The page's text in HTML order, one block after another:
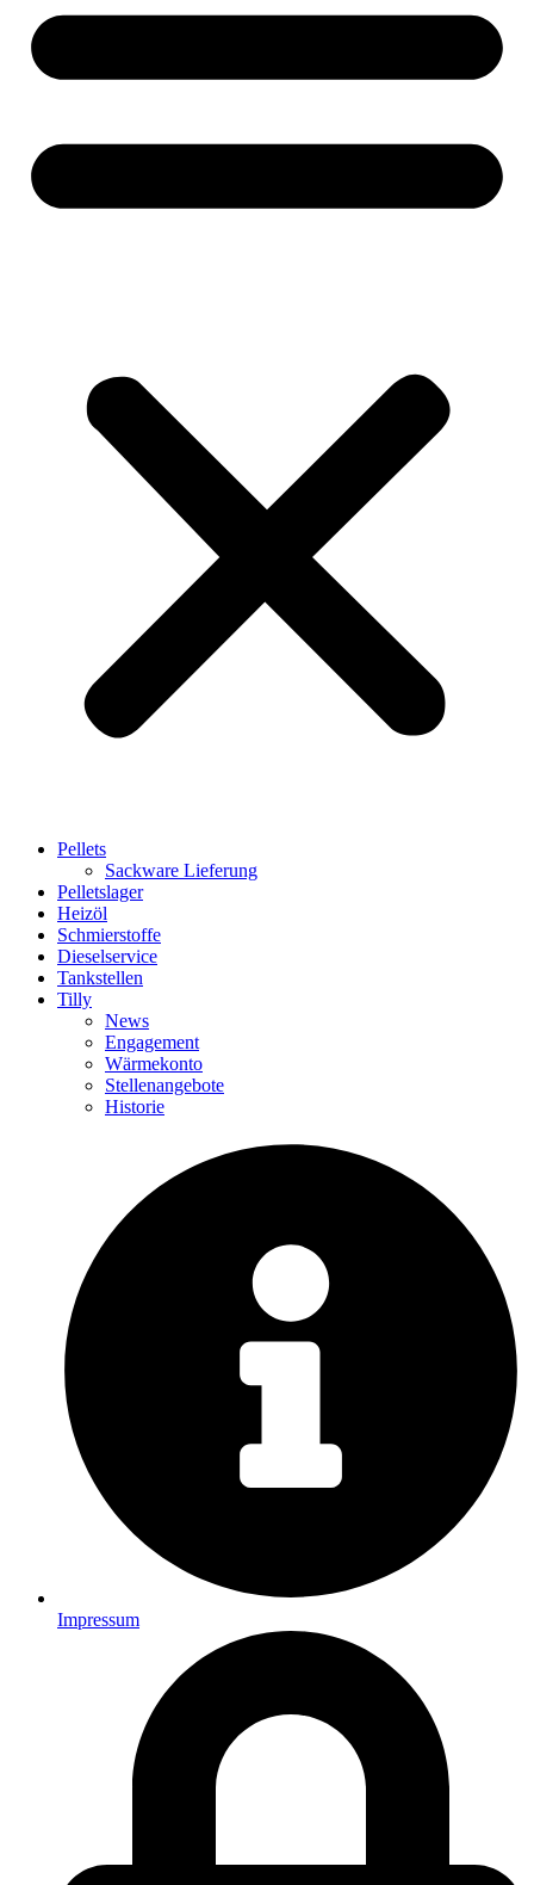
Pellets
Sackware Lieferung
Pelletslager
Heizöl
Schmierstoffe
Dieselservice
Tankstellen
Tilly
News
Engagement
Wärmekonto
Stellenangebote
Historie
Impressum